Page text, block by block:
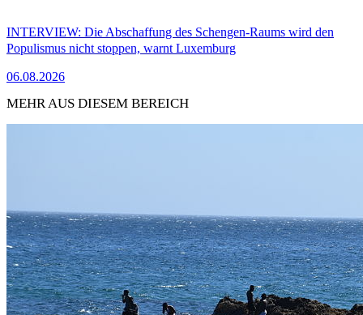
INTERVIEW: Die Abschaffung des Schengen-Raums wird den
Populismus nicht stoppen, warnt Luxemburg
06.08.2026
MEHR AUS DIESEM BEREICH